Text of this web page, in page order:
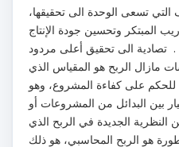
التي تسعى الوحدة الى تحقيقها،
المبتكر وتحسين جودة الإنتاج
. تصادية الى تحقيق أعلى مردود
مازال الربح هو المقياس الذي
على كفاءة المشروع، وهو
بين البدائل من المشروعات أو
النظرية الجديدة في الربح الذي
هو الربح المحاسبي، هو ذلك